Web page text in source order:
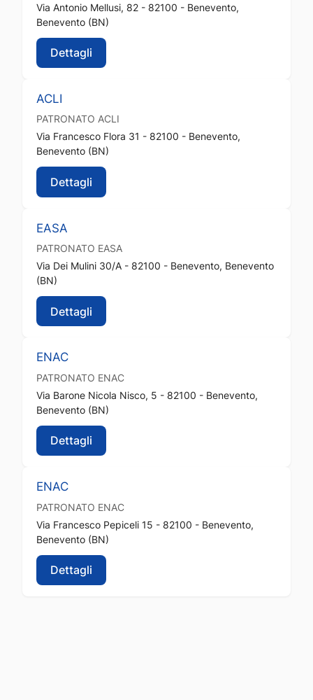
Via Antonio Mellusi, 82 - 82100 - Benevento,
Benevento (BN)
Dettagli
ACLI
PATRONATO ACLI
Via Francesco Flora 31 - 82100 - Benevento,
Benevento (BN)
Dettagli
EASA
PATRONATO EASA
Via Dei Mulini 30/A - 82100 - Benevento, Benevento
(BN)
Dettagli
ENAC
PATRONATO ENAC
Via Barone Nicola Nisco, 5 - 82100 - Benevento,
Benevento (BN)
Dettagli
ENAC
PATRONATO ENAC
Via Francesco Pepiceli 15 - 82100 - Benevento,
Benevento (BN)
Dettagli